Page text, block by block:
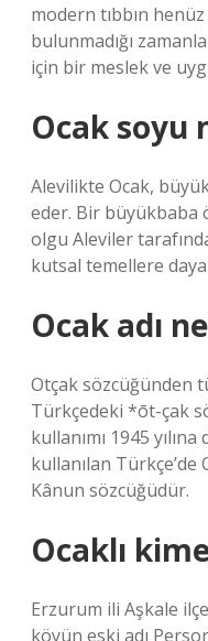
modern tıbbın
bulunmadığı
için bir meslek ve
Ocak soyu
Alevilikte Ocak,
eder. Bir büyükbaba
olgu Aleviler
kutsal temellere
Ocak adı
Otçak sözcüğünden
Türkçedeki *ōt-çak
kullanımı 1945
kullanılan Türkçe’de
Kânun sözcüğüdür.
Ocaklı
Erzurum ili Aşkale
köyün eski adı